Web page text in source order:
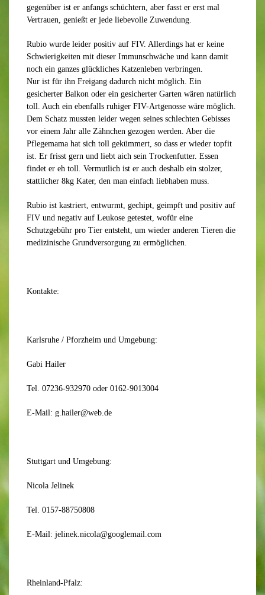
gegenüber ist er anfangs schüchtern, aber fasst er erst mal
Vertrauen, genießt er jede liebevolle Zuwendung.
Rubio wurde leider positiv auf FIV. Allerdings hat er keine
Schwierigkeiten mit dieser Immunschwäche und kann damit
noch ein ganzes glückliches Katzenleben verbringen.
Nur ist für ihn Freigang dadurch nicht möglich. Ein
gesicherter Balkon oder ein gesicherter Garten wären natürlich
toll. Auch ein ebenfalls ruhiger FIV-Artgenosse wäre möglich.
Dem Schatz mussten leider wegen seines schlechten Gebisses
vor einem Jahr alle Zähnchen gezogen werden. Aber die
Pflegemama hat sich toll gekümmert, so dass er wieder topfit
ist. Er frisst gern und liebt aich sein Trockenfutter. Essen
findet er eh toll. Vermutlich ist er auch deshalb ein stolzer,
stattlicher 8kg Kater, den man einfach liebhaben muss.
Rubio ist kastriert, entwurmt, gechipt, geimpft und positiv auf
FIV und negativ auf Leukose getestet, wofür eine
Schutzgebühr pro Tier entsteht, um wieder anderen Tieren die
medizinische Grundversorgung zu ermöglichen.
Kontakte:
Karlsruhe / Pforzheim und Umgebung:
Gabi Hailer
Tel. 07236-932970 oder 0162-9013004
E-Mail: g.hailer@web.de
Stuttgart und Umgebung:
Nicola Jelinek
Tel. 0157-88750808
E-Mail: jelinek.nicola@googlemail.com
Rheinland-Pfalz: